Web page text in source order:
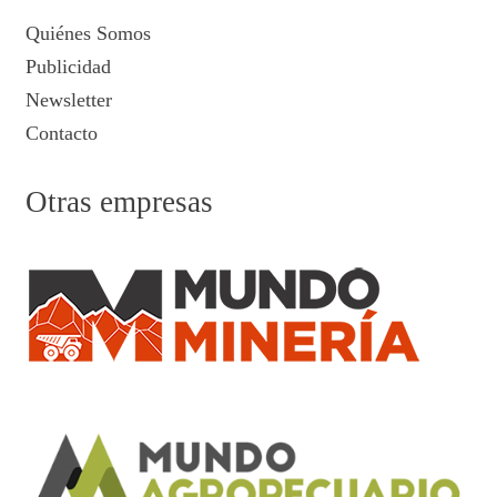
Quiénes Somos
Publicidad
Newsletter
Contacto
Otras empresas